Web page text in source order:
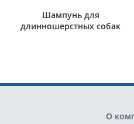
Шампунь для
длинношерстных собак
О